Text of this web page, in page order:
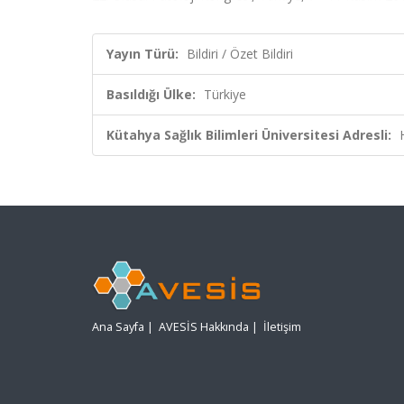
Yayın Türü: Bildiri / Özet Bildiri
Basıldığı Ülke: Türkiye
Kütahya Sağlık Bilimleri Üniversitesi Adresli:
Ana Sayfa | AVESİS Hakkında | İletişim